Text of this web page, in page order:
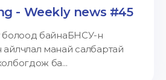
- Weekly news #45
болоод байнаБНСУ-н
манай салбартай
ба...